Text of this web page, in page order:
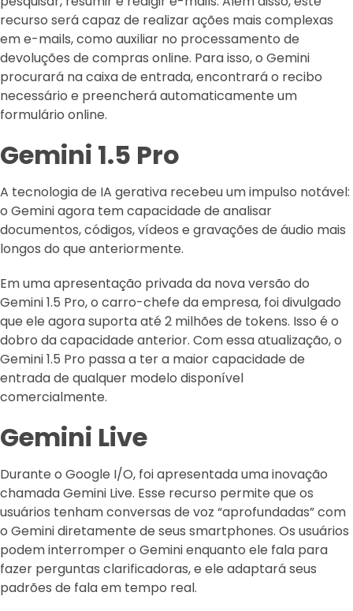
recurso será capaz de realizar ações mais complexas
em e-mails, como auxiliar no processamento de
devoluções de compras online. Para isso, o Gemini
procurará na caixa de entrada, encontrará o recibo
necessário e preencherá automaticamente um
formulário online.
Gemini 1.5 Pro
A tecnologia de IA gerativa recebeu um impulso notável:
o Gemini agora tem capacidade de analisar
documentos, códigos, vídeos e gravações de áudio mais
longos do que anteriormente.
Em uma apresentação privada da nova versão do
Gemini 1.5 Pro, o carro-chefe da empresa, foi divulgado
que ele agora suporta até 2 milhões de tokens. Isso é o
dobro da capacidade anterior. Com essa atualização, o
Gemini 1.5 Pro passa a ter a maior capacidade de
entrada de qualquer modelo disponível
comercialmente.
Gemini Live
Durante o Google I/O, foi apresentada uma inovação
chamada Gemini Live. Esse recurso permite que os
usuários tenham conversas de voz “aprofundadas” com
o Gemini diretamente de seus smartphones. Os usuários
podem interromper o Gemini enquanto ele fala para
fazer perguntas clarificadoras, e ele adaptará seus
padrões de fala em tempo real.